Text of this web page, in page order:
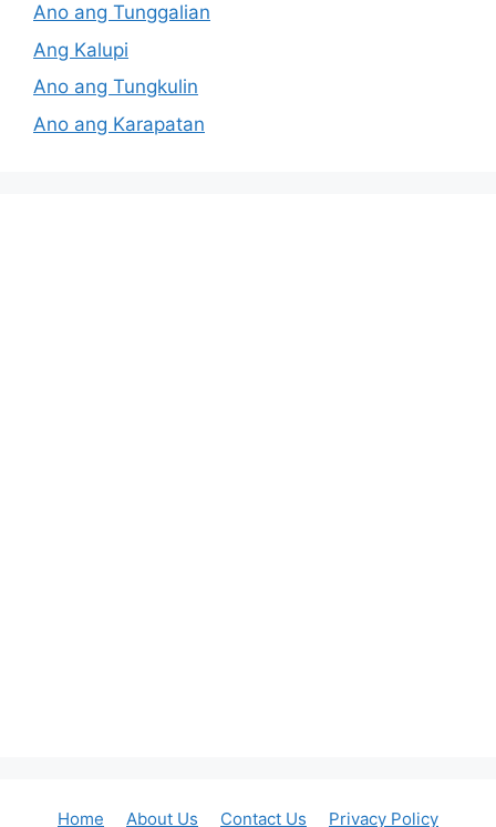
Ano ang Tunggalian
Ang Kalupi
Ano ang Tungkulin
Ano ang Karapatan
Home About Us Contact Us Privacy Policy